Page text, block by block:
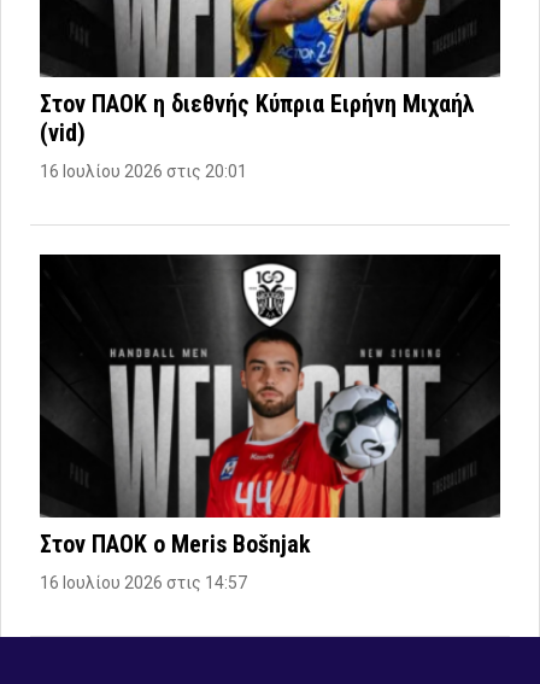
Στον ΠΑΟΚ η διεθνής Κύπρια Ειρήνη Μιχαήλ
(vid)
16 Ιουλίου 2026 στις 20:01
Στον ΠΑΟΚ ο Meris Bošnjak
16 Ιουλίου 2026 στις 14:57